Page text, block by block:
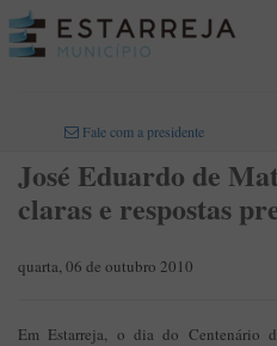
Fale com a presidente
José Eduardo de
claras e respostas
quarta, 06 de outubro 2010
Em Estarreja, o dia do Centenário